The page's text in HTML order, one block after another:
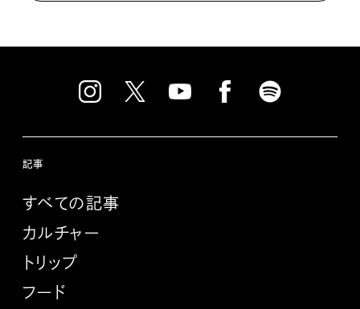
記事
すべての記事
カルチャー
トリップ
フード